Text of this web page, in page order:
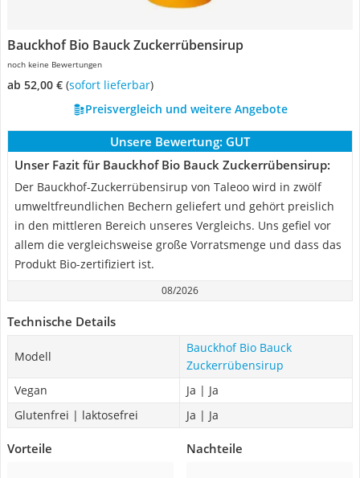
Bauckhof Bio Bauck Zuckerrübensirup
noch keine Bewertungen
ab 52,00 € ( Sofort lieferbar)
Preisvergleich und weitere Angebote
Unsere Bewertung: GUT
Unser Fazit für Bauckhof Bio Bauck Zuckerrübensirup:
Der Bauckhof-Zuckerrübensirup von Taleoo wird in zwölf
umweltfreundlichen Bechern geliefert und gehört preislich
in den mittleren Bereich unseres Vergleichs. Uns gefiel vor
allem die vergleichsweise große Vorratsmenge und dass das
Produkt Bio-zertifiziert ist.
08/2026
Technische Details
Modell
Bauckhof Bio Bauck
Zuckerrübensirup
Vegan
Ja | Ja
Glutenfrei | laktosefrei
Ja | Ja
Vorteile Nachteile